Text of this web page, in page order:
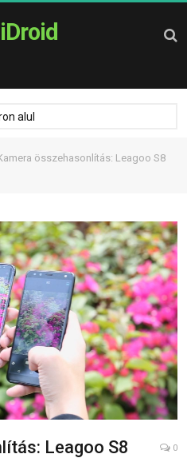
alul
összehasonlítás: Leagoo S8
Leagoo S8
0